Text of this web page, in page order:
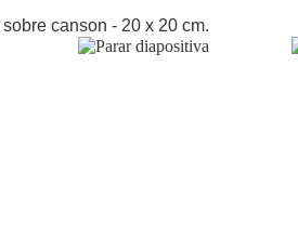
canson - 20 x 20 cm.